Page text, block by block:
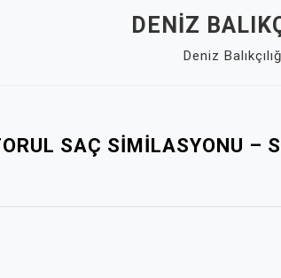
DENIZ
Deniz
SAÇ SIMILASYONU –